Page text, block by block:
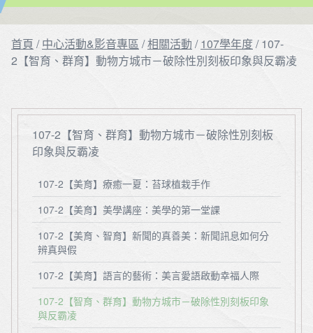
首頁 /中心活動&影音專區 /相關活動 /107學年度/107-
2【智育、群育】動物方城市－破除性別刻板印象與反霸凌
107-2【智育、群育】動物方城市－破除性別刻板
印象與反霸凌
107-2【美育】療癒一夏：苔球植栽手作
107-2【美育】美學講座：美學的第一堂課
107-2【美育、智育】新聞的真善美：新聞訊息如何分
辨真與假
107-2【美育】語言的藝術：美言愛語啟動幸福人際
107-2【智育、群育】動物方城市－破除性別刻板印象
與反霸凌